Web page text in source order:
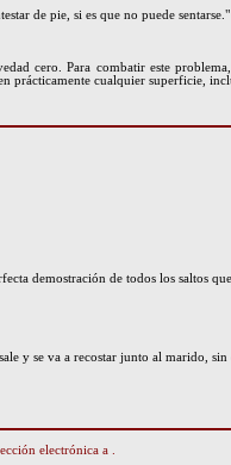
de pie, si es que no puede sentarse."
cero. Para combatir este
cualquier superficie,
demostración de todos los saltos
y se va a recostar junto al marido, sin
electrónica a